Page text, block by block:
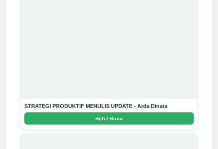
STRATEGI PRODUKTIF MENULIS UPDATE - Arda Dinata
Beli / Baca